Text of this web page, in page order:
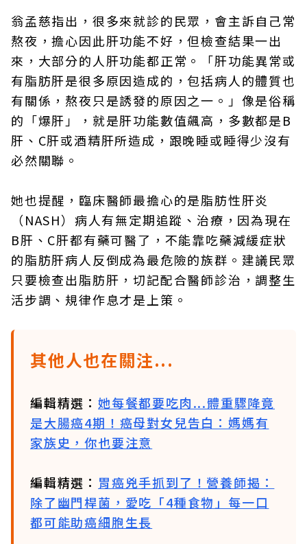
翁孟慈指出，很多來就診的民眾，會主訴自己常
熬夜，擔心因此肝功能不好，但檢查結果一出
來，大部分的人肝功能都正常。「肝功能異常或
有脂肪肝是很多原因造成的，包括病人的體質也
有關係，熬夜只是誘發的原因之一。」像是俗稱
的「爆肝」，就是肝功能數值飆高，多數都是B
肝、C肝或酒精肝所造成，跟晚睡或睡得少沒有
必然關聯。
她也提醒，臨床醫師最擔心的是脂肪性肝炎
（NASH）病人有無定期追蹤、治療，因為現在
B肝、C肝都有藥可醫了，不能靠吃藥減緩症狀
的脂肪肝病人反倒成為最危險的族群。建議民眾
只要檢查出脂肪肝，切記配合醫師診治，調整生
活步調、規律作息才是上策。
其他人也在關注...
編輯精選： 她每餐都要吃肉...體重驟降竟
是大腸癌4期！癌母對女兒告白：媽媽有
家族史，你也要注意
編輯精選： 胃癌兇手抓到了！營養師揭：
除了幽門桿菌，愛吃「4種食物」每一口
都可能助癌細胞生長